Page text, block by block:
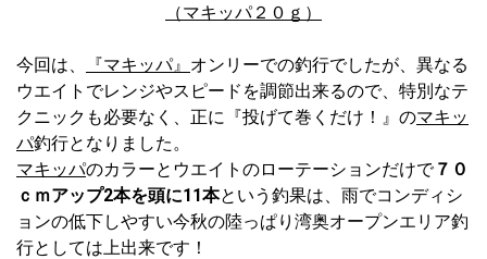
（マキッパ２０ｇ）
今回は、 『マキッパ』 オンリーでの釣行でしたが、異なる
ウエイトでレンジやスピードを調節出来るので、特別なテ
クニックも必要なく、正に『投げて巻くだけ！』のマキッ
パ釣行となりました。
マキッパのカラーとウエイトのローテーションだけで７０
ｃｍアップ2本を頭に11本という釣果は、雨でコンディシ
ョンの低下しやすい今秋の陸っぱり湾奥オープンエリア釣
行としては上出来です！